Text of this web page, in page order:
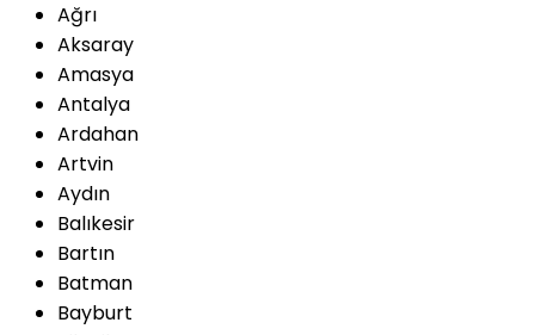
Ağrı
Aksaray
Amasya
Antalya
Ardahan
Artvin
Aydın
Balıkesir
Bartın
Batman
Bayburt